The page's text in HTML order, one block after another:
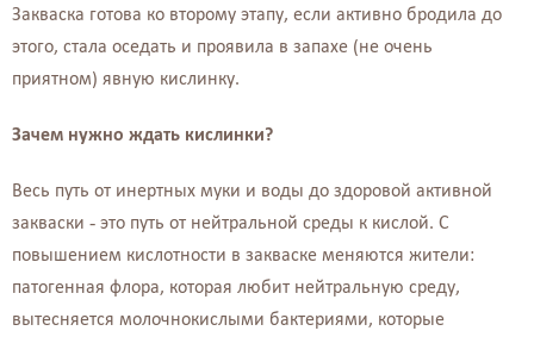
Закваска готова ко второму этапу, если активно бродила до
этого, стала оседать и проявила в запахе (не очень
приятном) явную кислинку.
Зачем нужно ждать кислинки?
Весь путь от инертных муки и воды до здоровой активной
закваски - это путь от нейтральной среды к кислой. С
повышением кислотности в закваске меняются жители:
патогенная флора, которая любит нейтральную среду,
вытесняется молочнокислыми бактериями, которые